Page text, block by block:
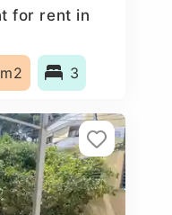
for rent in
3